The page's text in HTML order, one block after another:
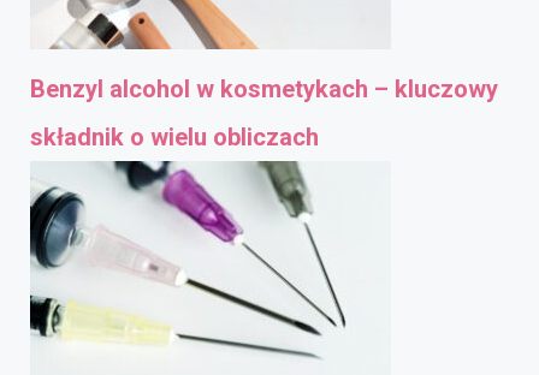
Benzyl alcohol w kosmetykach – kluczowy
składnik o wielu obliczach